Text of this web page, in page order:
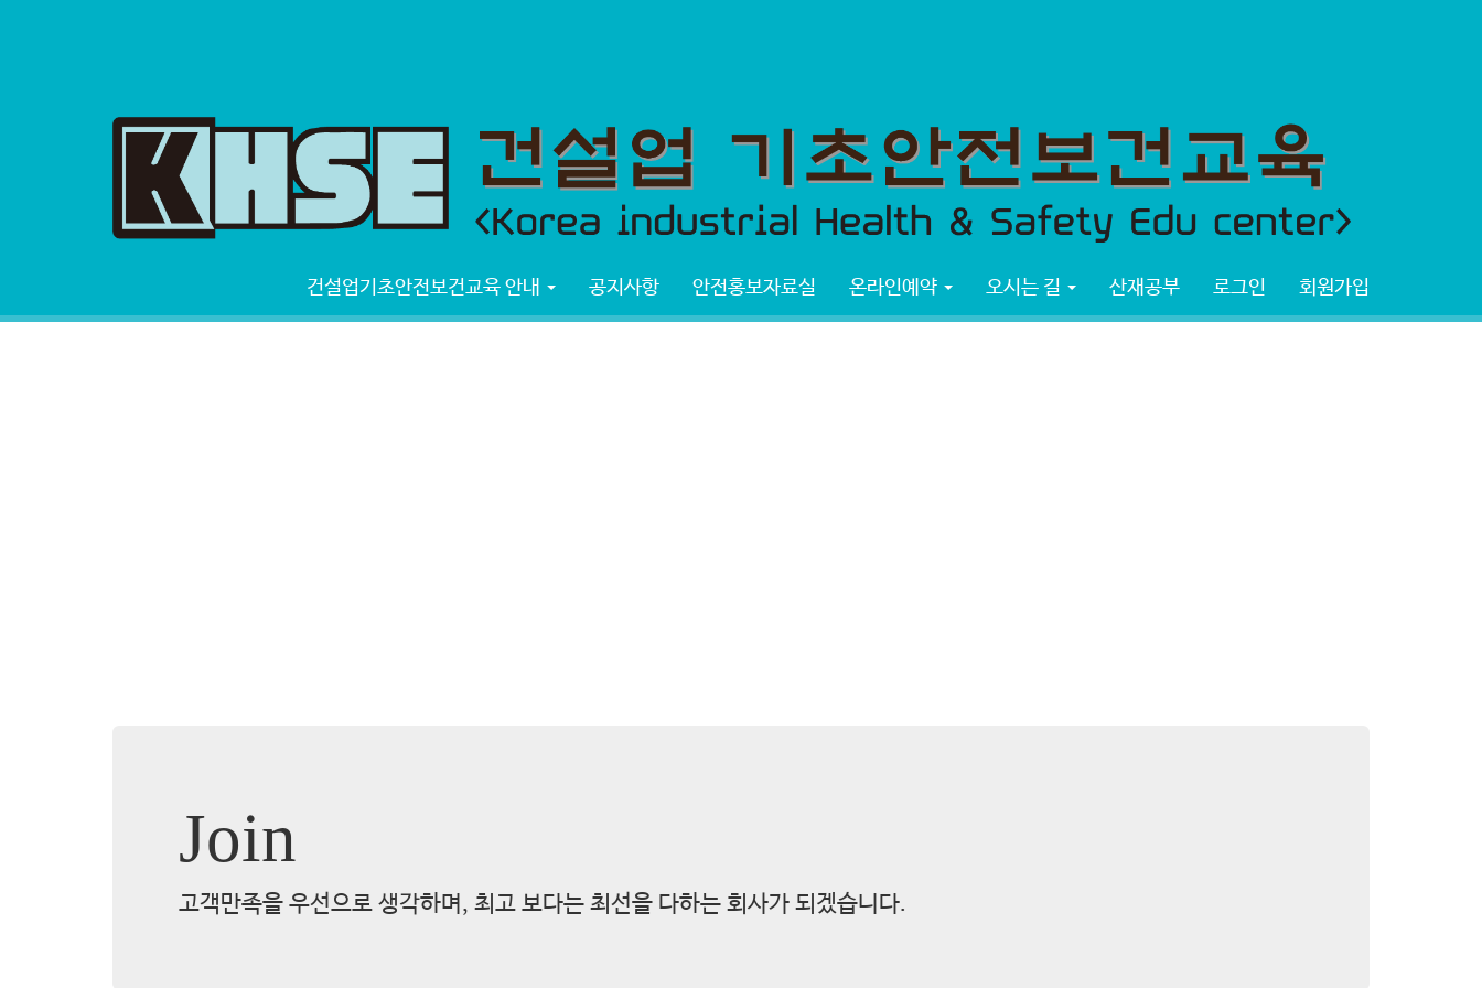
건설업기초안전보건교육 안내 공지사항 안전홍보자료실 온라인예약 오시는 길 산재공부 로그인 회원가입
Join
고객만족을 우선으로 생각하며, 최고 보다는 최선을 다하는 회사가 되겠습니다.